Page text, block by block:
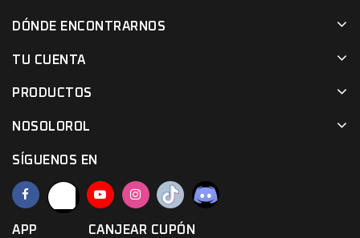
DÓNDE ENCONTRARNOS
TU CUENTA
PRODUCTOS
NOSOLOROL
SÍGUENOS EN
APP CANJEAR CUPÓN